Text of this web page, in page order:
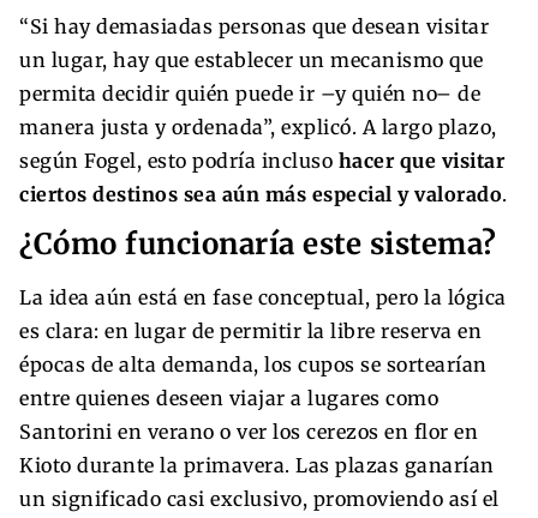
“Si hay demasiadas personas que desean visitar
un lugar, hay que establecer un mecanismo que
permita decidir quién puede ir –y quién no– de
manera justa y ordenada”, explicó. A largo plazo,
según Fogel, esto podría incluso hacer que visitar
ciertos destinos sea aún más especial y valorado.
¿Cómo funcionaría este sistema?
La idea aún está en fase conceptual, pero la lógica
es clara: en lugar de permitir la libre reserva en
épocas de alta demanda, los cupos se sortearían
entre quienes deseen viajar a lugares como
Santorini en verano o ver los cerezos en flor en
Kioto durante la primavera. Las plazas ganarían
un significado casi exclusivo, promoviendo así el